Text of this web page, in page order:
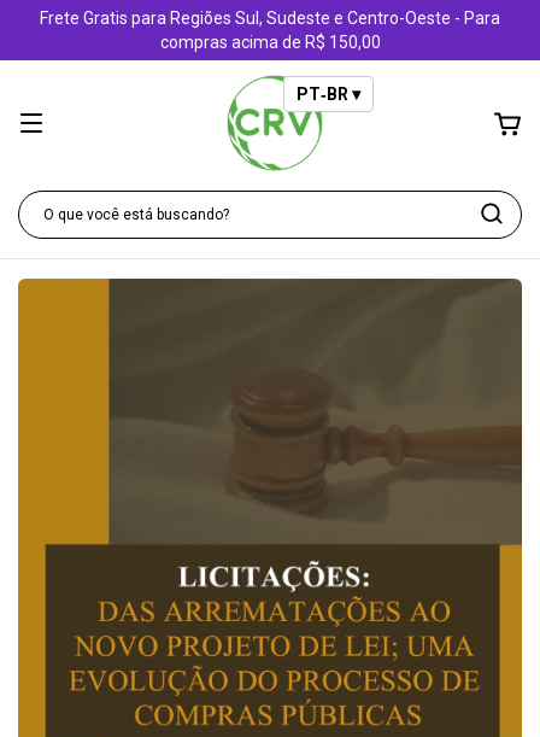
Frete Gratis para Regiões Sul, Sudeste e Centro-Oeste - Para
compras acima de R$ 150,00
PT‑BR ▾